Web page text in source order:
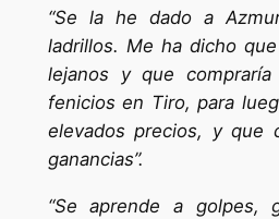
“Se la he dado a
ladrillos. Me ha dicho
lejanos y que
fenicios en Tiro, para
elevados precios, y que
ganancias”.
“Se aprende a golpes,